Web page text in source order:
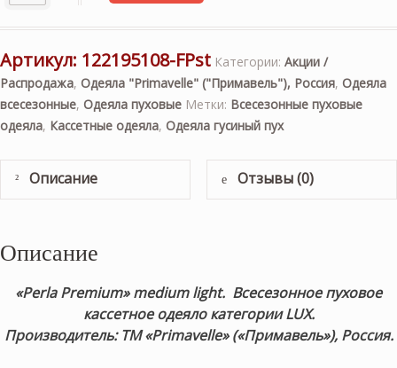
Артикул: 122195108-FPst Категории: Акции /
Распродажа, Одеяла "Primavelle" ("Примавель"), Россия, Одеяла
всесезонные, Одеяла пуховые Метки: Всесезонные пуховые
одеяла, Кассетные одеяла, Одеяла гусиный пух
Описание Отзывы (0)
Описание
«Perla Premium» medium light. Всесезонное пуховое
кассетное одеяло категории LUX.
Производитель: ТМ «Primavelle» («Примавель»), Россия.